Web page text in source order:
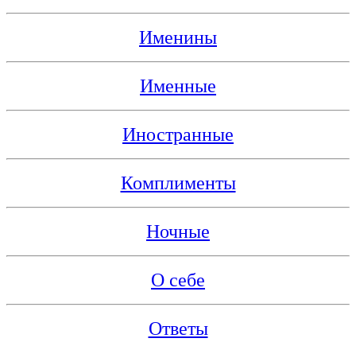
Именины
Именные
Иностранные
Комплименты
Ночные
О себе
Ответы